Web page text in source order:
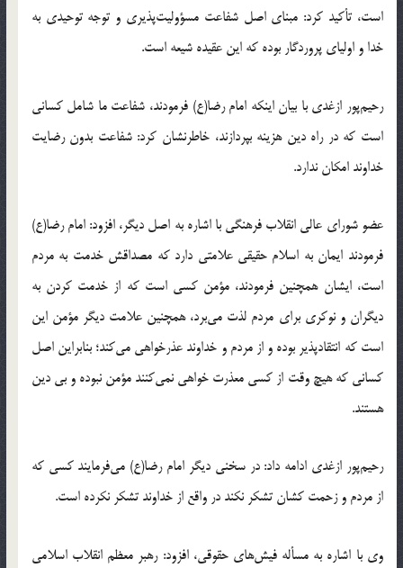
است، تأکید کرد: مبنای اصل شفاعت مسؤولیت‌پذیری و توجه توحیدی به
خدا و اولیای پروردگار بوده که این عقیده شیعه است.
رحیم‌پور ازغدی با بیان اینکه امام‌ رضا‌(ع) فرمودند، شفاعت ما شامل کسانی
است که در راه دین هزینه بپردازند، خاطرنشان کرد: شفاعت بدون رضایت
خداوند امکان ندارد.
عضو شورای عالی انقلاب فرهنگی با اشاره به اصل دیگر، افزود: امام رضا(ع)
فرمودند ایمان به اسلام حقیقی علامتی دارد که مصداقش خدمت به مردم
است، ایشان همچنین فرمودند، مؤمن کسی است که از خدمت کردن به
دیگران و نوکری برای مردم لذت می‌برد، همچنین علامت دیگر مؤمن این
است که انتقادپذیر بوده و از مردم و خداوند عذرخواهی می‌کند؛ بنابراین اصل
کسانی که هیچ وقت از کسی معذرت خواهی نمی‌کنند مؤمن نبوده و بی دین
هستند.
رحیم‌پور ازغدی ادامه داد: در سخنی دیگر امام رضا(ع) می‌فرمایند کسی که
از مردم و زحمت کشان تشکر نکند در واقع از خداوند تشکر نکرده است.
وی با اشاره به مسأله فیش‌های حقوقی، افزود: رهبر معظم انقلاب اسلامی